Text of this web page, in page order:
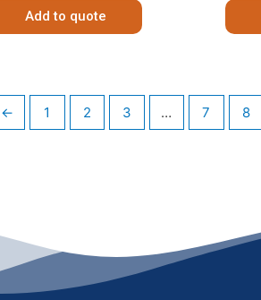
Add to quote
← 1 2 3 … 7 8